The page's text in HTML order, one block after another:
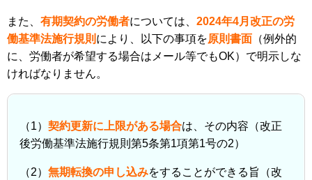
また、 有期契約の労働者については、 2024年4月改正の労
働基準法施行規則 により、以下の事項を原則書面 （例外的
に、労働者が希望する場合はメール等でもOK）で明示しな
ければなりません。
（1） 契約更新に上限がある場合は、その内容（改正
後労働基準法施行規則第5条第1項第1号の2）
（2） 無期転換の申し込みをすることができる旨（改